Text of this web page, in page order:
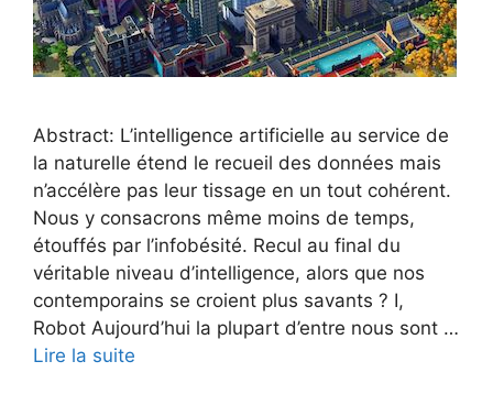
Abstract: L’intelligence artificielle au service de
la naturelle étend le recueil des données mais
n’accélère pas leur tissage en un tout cohérent.
Nous y consacrons même moins de temps,
étouffés par l’infobésité. Recul au final du
véritable niveau d’intelligence, alors que nos
contemporains se croient plus savants ? I,
Robot Aujourd’hui la plupart d’entre nous sont …
Lire la suite